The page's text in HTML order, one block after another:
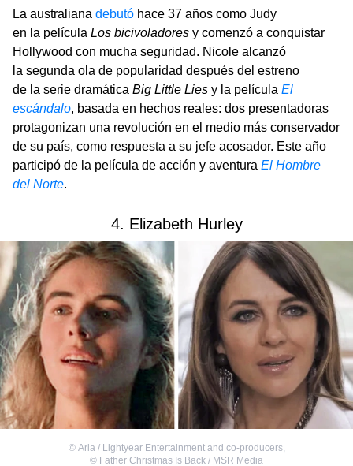
La australiana debutó hace 37 años como Judy
en la película Los bicivoladores y comenzó a conquistar
Hollywood con mucha seguridad. Nicole alcanzó
la segunda ola de popularidad después del estreno
de la serie dramática Big Little Lies y la película El
escándalo, basada en hechos reales: dos presentadoras
protagonizan una revolución en el medio más conservador
de su país, como respuesta a su jefe acosador. Este año
participó de la película de acción y aventura El Hombre
del Norte.
4. Elizabeth Hurley
© Aria / Lightyear Entertainment and co-producers,
© Father Christmas Is Back / MSR Media